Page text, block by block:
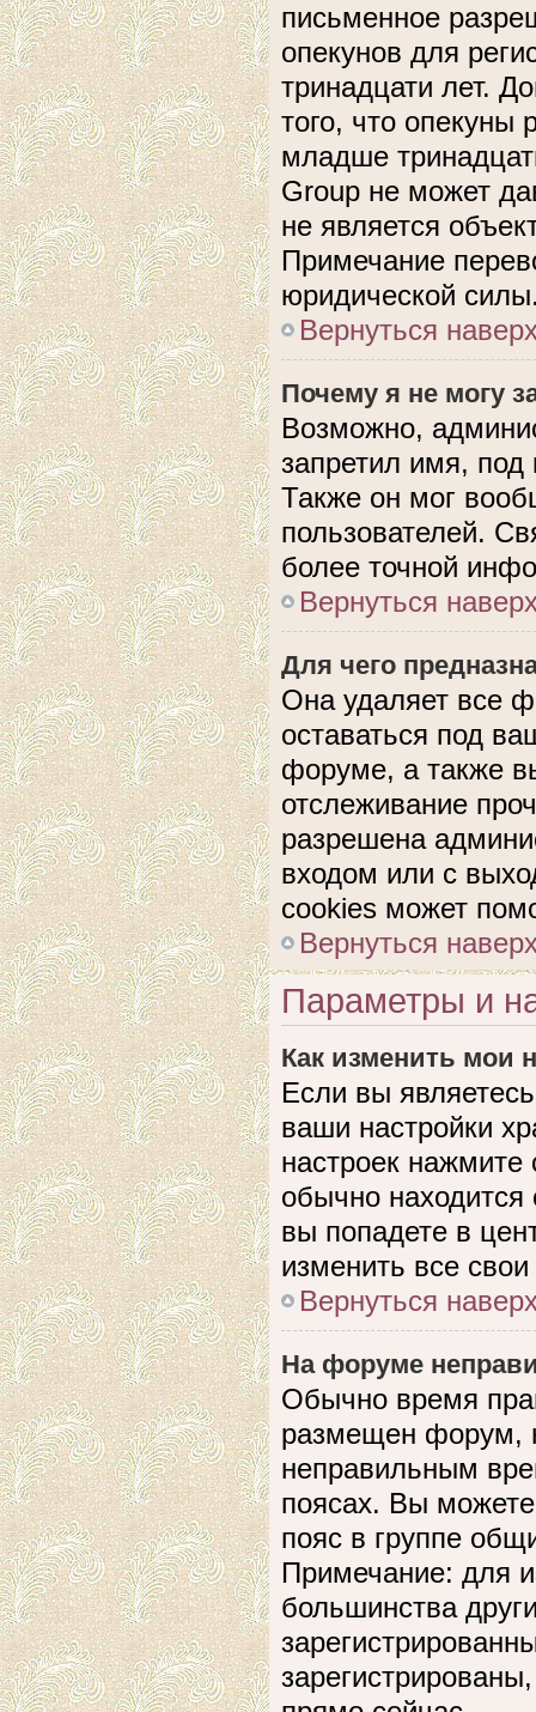
письменное
опекунов для
тринадцати лет.
того, что опекуны
младше
Group не может
не является
Примечание
юридической
Вернуться
Почему я не могу
Возможно,
запретил имя, под
Также он мог
пользователей.
более точной
Вернуться
Для чего
Она удаляет все
оставаться под
форуме, а также
отслеживание
разрешена
входом или с
cookies может
Вернуться
Параметры и
Как изменить мои
Если вы
ваши настройки
настроек нажмите
обычно
вы попадете в
изменить все свои
Вернуться
На форуме
Обычно время
размещен форум,
неправильным
поясах. Вы
пояс в группе
Примечание: для
большинства